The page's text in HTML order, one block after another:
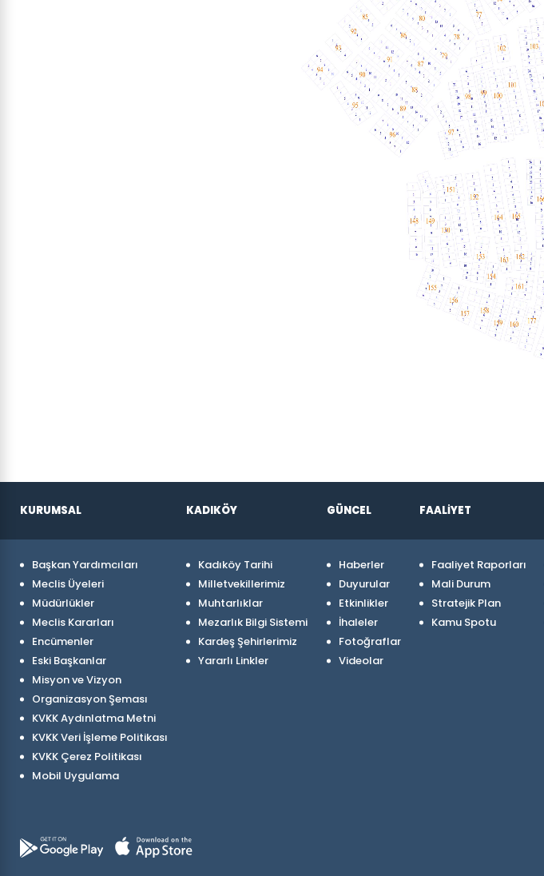
KURUMSAL
Başkan Yardımcıları
Meclis Üyeleri
Müdürlükler
Meclis Kararları
Encümenler
Eski Başkanlar
Misyon ve Vizyon
Organizasyon Şeması
KVKK Aydınlatma Metni
KVKK Veri İşleme Politikası
KVKK Çerez Politikası
Mobil Uygulama
KADIKÖY
Kadıköy Tarihi
Milletvekillerimiz
Muhtarlıklar
Mezarlık Bilgi Sistemi
Kardeş Şehirlerimiz
Yararlı Linkler
GÜNCEL
Haberler
Duyurular
Etkinlikler
İhaleler
Fotoğraflar
Videolar
FAALİYET
Faaliyet Raporları
Mali Durum
Stratejik Plan
Kamu Spotu